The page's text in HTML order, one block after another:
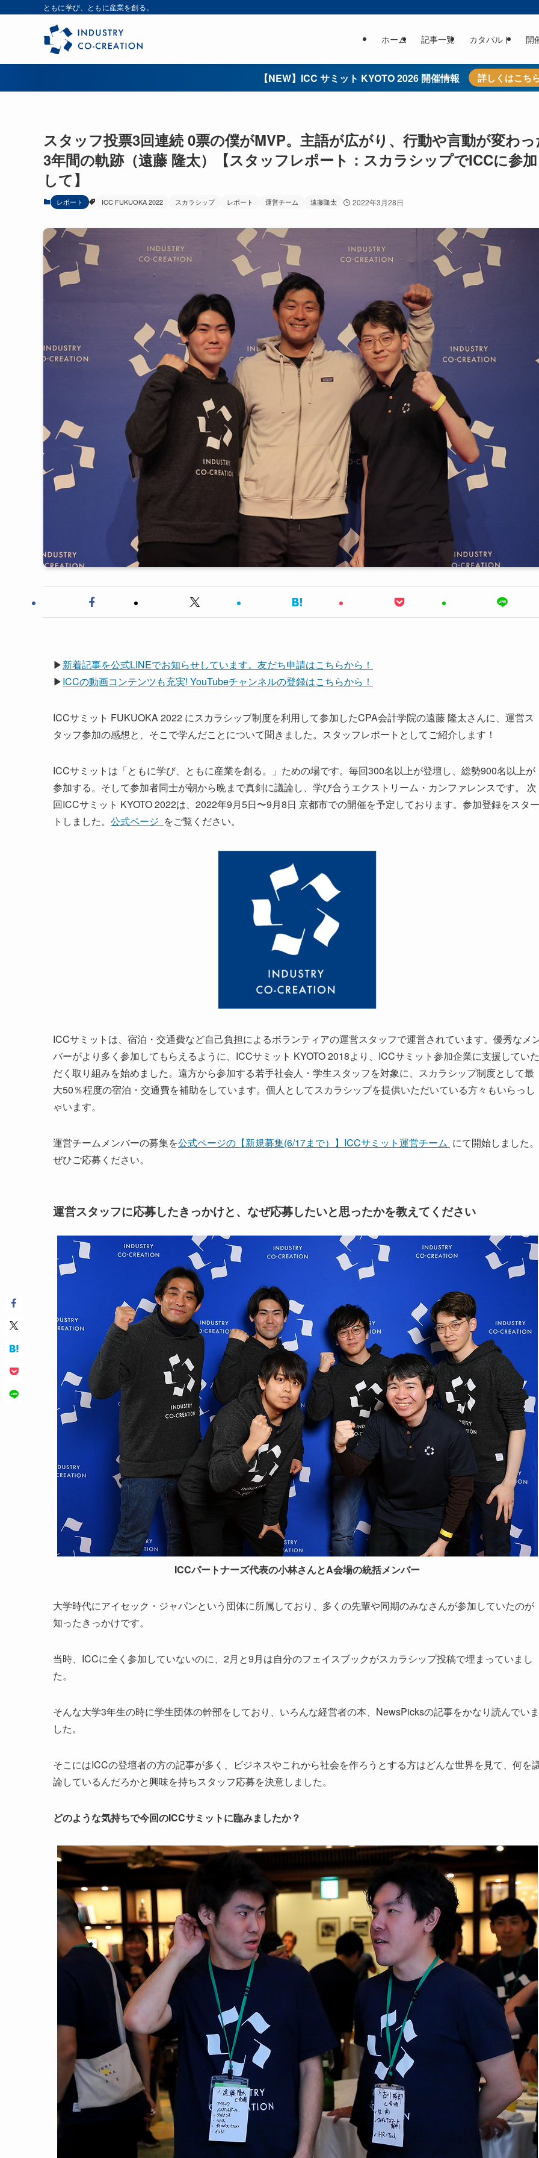
ともに学び、ともに産業を創る。
ホーム 記事一覧 カタパルト 開
【NEW】ICC サミット KYOTO 2026 開催情報 詳しくはこち
スタッフ投票3回連続 0票の僕がMVP。主語が広がり、行動や言動が変わ
3年間の軌跡（遠藤 隆太）【スタッフレポート：スカラシップでICCに参加
して】
レポート ICC FUKUOKA 2022 スカラシップ レポート 運営チーム 遠藤隆太 2022年3月28日
▶新着記事を公式LINEでお知らせしています。友だち申請はこちらから！
▶ICCの動画コンテンツも充実! YouTubeチャンネルの登録はこちらから！
ICCサミット FUKUOKA 2022 にスカラシップ制度を利用して参加したCPA会計学院の遠藤 隆太さんに、運営ス
タッフ参加の感想と、そこで学んだことについて聞きました。スタッフレポートとしてご紹介します！
ICCサミットは「ともに学び、ともに産業を創る。」ための場です。毎回300名以上が登壇し、総勢900名以上が
参加する。そして参加者同士が朝から晩まで真剣に議論し、学び合うエクストリーム・カンファレンスです。 次
回ICCサミット KYOTO 2022は、2022年9月5日〜9月8日 京都市での開催を予定しております。参加登録をスター
トしました。 公式ページ をご覧ください。
ICCサミットは、宿泊・交通費など自己負担によるボランティアの運営スタッフで運営されています。優秀なメ
バーがより多く参加してもらえるように、ICCサミット KYOTO 2018より、ICCサミット参加企業に支援していた
だく取り組みを始めました。遠方から参加する若手社会人・学生スタッフを対象に、スカラシップ制度として最
大50％程度の宿泊・交通費を補助をしています。個人としてスカラシップを提供いただいている方々もいらっし
ゃいます。
運営チームメンバーの募集を公式ページの【新規募集(6/17まで）】ICCサミット運営チーム にて開始しました。
ぜひご応募ください。
運営スタッフに応募したきっかけと、なぜ応募したいと思ったかを教えてください
ICCパートナーズ代表の小林さんとA会場の統括メンバー
大学時代にアイセック・ジャパンという団体に所属しており、多くの先輩や同期のみなさんが参加していたのが
知ったきっかけです。
当時、ICCに全く参加していないのに、2月と9月は自分のフェイスブックがスカラシップ投稿で埋まっていまし
た。
そんな大学3年生の時に学生団体の幹部をしており、いろんな経営者の本、NewsPicksの記事をかなり読んでいま
した。
そこにはICCの登壇者の方の記事が多く、ビジネスやこれから社会を作ろうとする方はどんな世界を見て、何を
論しているんだろかと興味を持ちスタッフ応募を決意しました。
どのような気持ちで今回のICCサミットに臨みましたか？